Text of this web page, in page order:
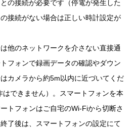
の接続が必要です（停電が発生した
接続がない場合は正しい時計設定が
他のネットワークを介さない直接通
フォンで録画データの確認やダウン
カメラから約5m以内に近づいてくだ
はできません）。スマートフォンを本
トフォンはご自宅のWi-Fiから切断さ
了後は、スマートフォンの設定にて